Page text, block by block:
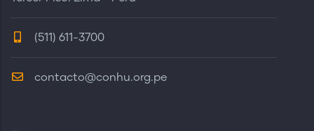
(511) 611-3700
contacto@conhu.org.pe